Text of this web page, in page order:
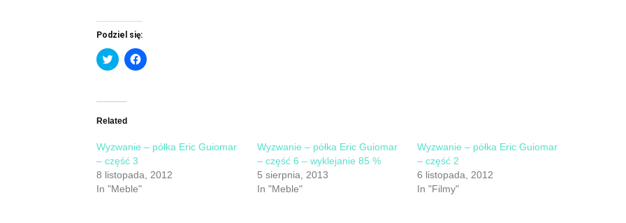
Podziel się:
Click
to
(Opens
new
Click
to
Related
Wyzwanie – półka Eric Guiomar
– część 3
8 listopada, 2012
In "Meble"
Wyzwanie – półka Eric Guiomar
– część 6 – wyklejanie 85 %
5 sierpnia, 2013
In "Meble"
Wyzwanie – półka Eric Guiomar
– część 2
6 listopada, 2012
In "Filmy"